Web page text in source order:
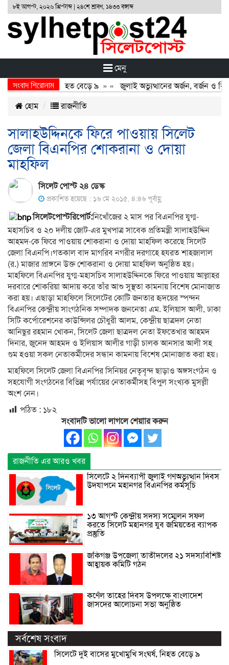
৮ই আগস্ট, ২০২৬ খ্রিস্টাব্দ | ২৪শে শ্রাবণ, ১৪৩৩ বঙ্গাব্দ
মেনু
সংবাদ শিরোনাম
মুখোমুখি সংঘর্ষ, নিহত বেড়ে ৯» « জুলাই অভ্যুত্থানের অর্জন, বর্জন ও
হোম
রাজনীতি
সালাহউদ্দিনকে ফিরে পাওয়ায় সিলেট
জেলা বিএনপির শোকরানা ও দোয়া
মাহফিল
সিলেট পোস্ট ২৪ ডেস্ক
প্রকাশিত হয়েছে : ১৬ মে ২০১৫, ৪:৪৬ পূর্বাহ্ণ
সিলেটপোস্টরিপোর্ট:নিখোঁজের ২ মাস পর বিএনপির যুগ্ম-
মহাসচিব ও ২০ দলীয় জোট-এর মুখপাত্র সাবেক প্রতিমন্ত্রী সালাহউদ্দিন
আহমদ-কে ফিরে পাওয়ায় শোকরানা ও দোয়া মাহফিল করেছে সিলেট
জেলা বিএনপি।গতকাল বাদ মাগরিব নগরীর দরগাহে হযরত শাহজালাল
(র.) মাজার প্রাঙ্গনে উক্ত শোকরানা ও দোয়া মাহফিল অনুষ্ঠিত হয়।
মাহফিলে বিএনপির যুগ্ম-মহাসচিব সালাহউদ্দিনকে ফিরে পাওয়ায় আল্লাহর
দরবারে শোকরিয়া আদায় করে তাঁর আশু সুস্থতা কামনায় বিশেষ মোনাজাত
করা হয়। এছাড়া মাহফিলে সিলেটের কোটি জনতার হৃদয়ের স্পন্দন
বিএনপির কেন্দ্রীয় সাংগঠনিক সম্পাদক জননেতা এম. ইলিয়াস আলী, ঢাকা
সিটি কর্পোরেশনের কাউন্সিলর চৌধুরী আলম, কেন্দ্রীয় ছাত্রদল নেতা
আনিছুর রহমান খোকন, সিলেট জেলা ছাত্রদল নেতা ইফতেখার আহমদ
দিনার, জুনেদ আহমদ ও ইলিয়াস আলীর গাড়ী চালক আনসার আলী সহ
গুম হওয়া সকল নেতাকর্মীদের সন্ধান কামনায় বিশেষ মোনাজাত করা হয়।
মাহফিলে সিলেট জেলা বিএনপির সিনিয়র নেতৃবৃন্দ ছাড়াও অঙ্গসংগঠন ও
সহযোগী সংগঠনের বিভিন্ন পর্যায়ের নেতাকর্মীসহ বিপুল সংখ্যক মুসল্লী
অংশ নেন।
পঠিত : ১৮২
সংবাদটি ভালো লাগলে শেয়াার করুন
রাজনীতি এর আরও খবর
সিলেটে ২ দিনব্যাপী জুলাই গণঅভ্যুত্থান দিবস
উদযাপনে মহানগর বিএনপির কর্মসূচি
১৩ আগস্ট কেন্দ্রীয় সদস্য সম্মেলন সফল
করতে সিলেট মহানগর যুব জমিয়তের ব্যাপক
প্রস্তুতি
জকিগঞ্জ উপজেলা তাতীদলের ২১ সদস্যবিশিষ্ট
আহ্বায়ক কমিটি গঠন
কর্ণেল তাহের দিবস উপলক্ষে বাংলাদেশ
জাসদের আলোচনা সভা অনুষ্ঠিত
সর্বশেষ সংবাদ
সিলেটে দুই বাসের মুখোমুখি সংঘর্ষ, নিহত বেড়ে ৯